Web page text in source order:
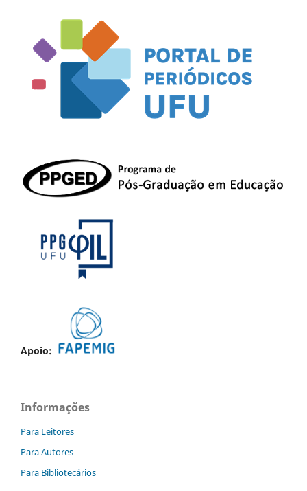
Apoio:
Informações
Para Leitores
Para Autores
Para Bibliotecários